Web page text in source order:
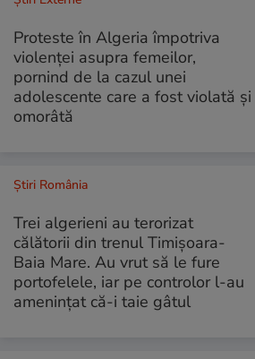
Proteste în Algeria împotriva
violenței asupra femeilor,
pornind de la cazul unei
adolescente care a fost violată și
omorâtă
Știri România
Trei algerieni au terorizat
călătorii din trenul Timișoara-
Baia Mare. Au vrut să le fure
portofelele, iar pe controlor l-au
amenințat că-i taie gâtul